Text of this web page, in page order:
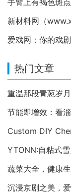
手臂上有褐色斑
新材料网（
爱戏网：你的戏
热门文章
节能即增效：看
YTONN:自粘式
蔬菜大全，健康
沉浸京剧之美，